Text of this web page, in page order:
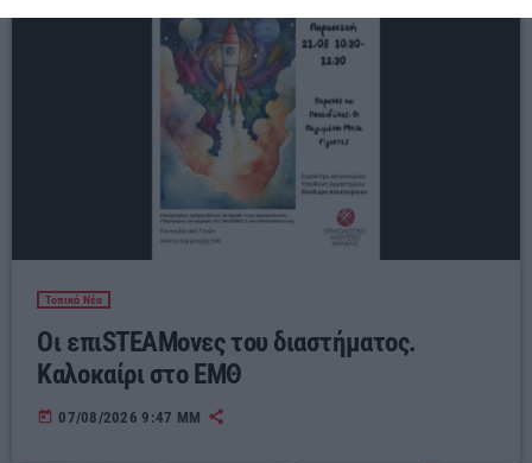
Τοπικά Νέα
Οι επιSTEAMονες του διαστήματος.
Καλοκαίρι στο ΕΜΘ
today 07/08/2026 9:47 ΜΜ